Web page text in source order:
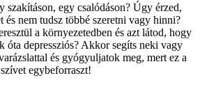
szakításon, egy csalódáson? Úgy érzed,
és nem tudsz többé szeretni vagy hinni?
a környezetedben és azt látod, hogy
óta depressziós? Akkor segíts neki vagy
és gyógyuljatok meg, mert ez a
egybeforraszt!